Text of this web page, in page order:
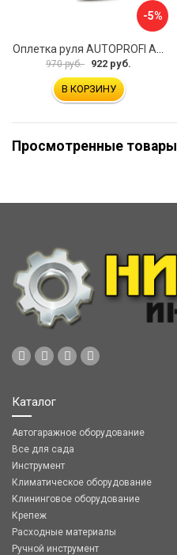
-5%
970 руб. 922 руб.
В КОРЗИНУ
Просмотренные товары
Каталог
Автогаражное оборудование
Все для сада
Инструмент
Климатическое оборудование
Клининговое оборудование
Крепеж
Расходные материалы
Ручной инструмент